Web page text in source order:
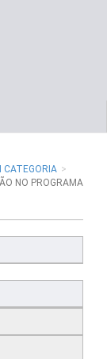
CATEGORIA
NO PROGRAMA